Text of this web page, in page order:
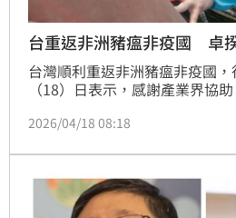
台重返非洲豬瘟非疫國 卓
台灣順利重返非洲豬瘟非疫國
（18）日表示，感謝產業界協
府會汲取這次非洲豬瘟的經驗，
2026/04/18 08:18